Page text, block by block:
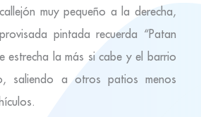
muy pequeño a la derecha,
pintada recuerda “Patan
estrecha la más si cabe y el barrio
saliendo a otros patios menos